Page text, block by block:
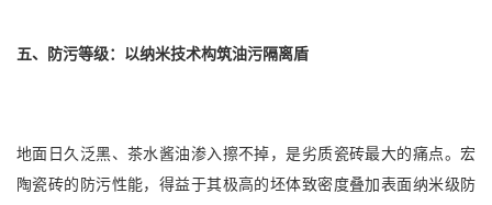
五、防污等级：以纳米技术构筑油污隔离盾
地面日久泛黑、茶水酱油渗入擦不掉，是劣质瓷砖最大的痛点。宏
陶瓷砖的防污性能，得益于其极高的坯体致密度叠加表面纳米级防